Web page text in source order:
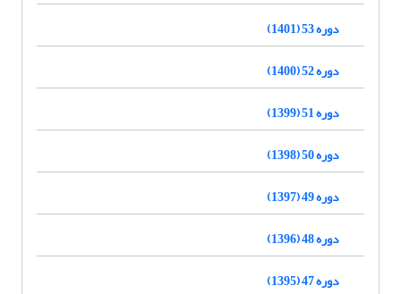
دوره 53 (1401)
دوره 52 (1400)
دوره 51 (1399)
دوره 50 (1398)
دوره 49 (1397)
دوره 48 (1396)
دوره 47 (1395)